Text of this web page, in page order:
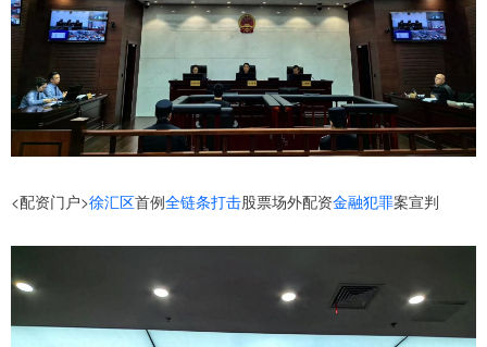
<配资门户>徐汇区首例全链条打击股票场外配资金融犯罪案宣判